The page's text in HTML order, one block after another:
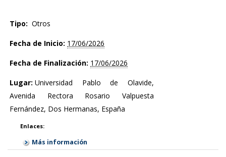
Tipo: Otros
Fecha de Inicio: 17/06/2026
Fecha de Finalización: 17/06/2026
Lugar: Universidad Pablo de Olavide,
Avenida Rectora Rosario Valpuesta
Fernández, Dos Hermanas, España
Enlaces:
Más información